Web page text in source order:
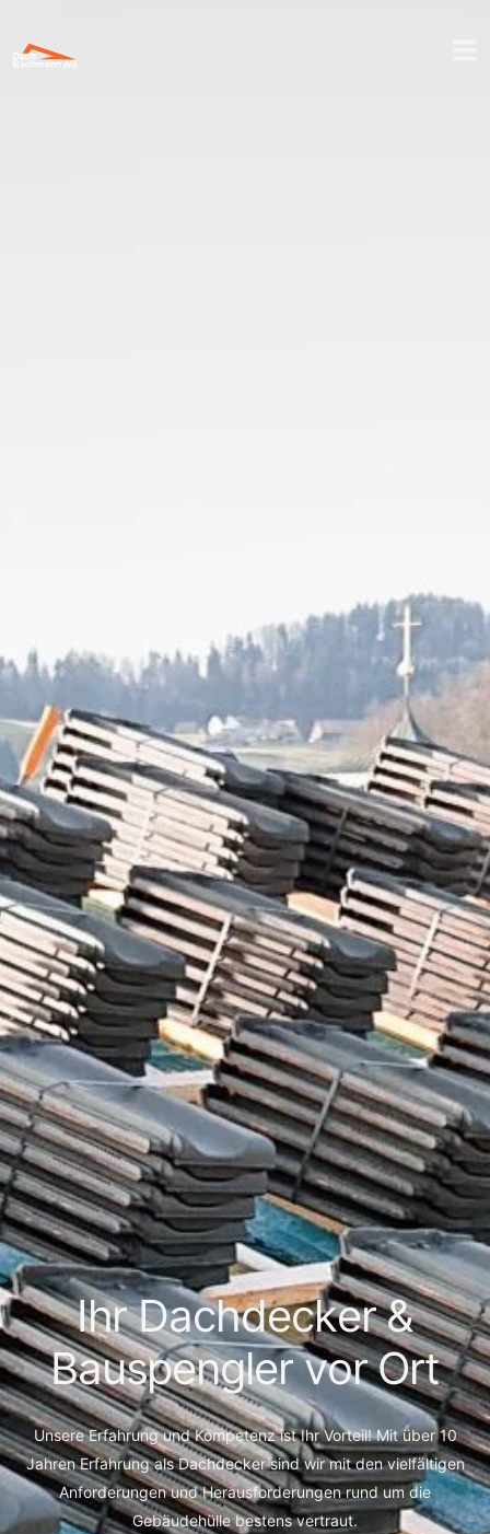
Ihr Dachdecker &
Bauspengler vor Ort
Unsere Erfahrung und Kompetenz ist Ihr Vorteil! Mit über 10
Jahren Erfahrung als Dachdecker sind wir mit den vielfältigen
Anforderungen und Herausforderungen rund um die
Gebäudehülle bestens vertraut.